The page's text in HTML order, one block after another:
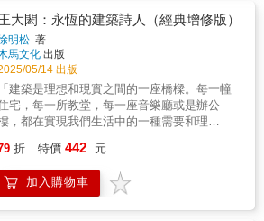
變與行動；一種些許的不安；在自大的表層
，卻絕不自滿的心態。」──西薩│建築師
「〔勒．柯比意的嘉緒住宅是〕一個二十
紀的烏托邦，它帶來了解放，也給予了允
諾；一個〔現代主義的〕紀念碑；與其說它象
徵一個已然逝去的年代，毋寧說它見證了一種
未降臨的生活可能：一個世世代代的標竿，
永遠激起建築師的渴望與熱情。」──史特靈│
築師1955「勒．柯比意的建築作品乃是……
時具備形式效應。勒．柯比意作品的複雜豐
，若僅由結構觀點只能掌握片段;儘管如此，
不折損對其驚喜與驚訝，甚至更令人驚嘆:
哲近十年貼身觀察當代最具影響力的日本建
師團隊SANAA（妹島和世＋西澤立衛），對
代建築留下關鍵的紀錄檔案。──張基義
是當代建築界最不容忽視的團體！謝宗
哲是帶領你進入SANAA世界的最佳領航者！
李清志●原創始終來自建築家的個人特質，
築使徒謝宗哲為您貼身解讀SANAA建築的秘
築圈最具仙氣的精靈二人組，那麼中文語境
最會說《魔戒》故事的托爾金，無疑就是謝
宗哲了！──詹偉雄 ●透過宗哲老師深入淺出編
及金字塔，到貝聿銘設計的羅浮宮玻璃金字
塔，古今對照；由約恩·烏松設計的雪梨歌劇
，已被列為世界遺產，為澳洲帶來龐大的觀
效益；倡導永續性城市建築的建築大師揚·蓋
爾，將墨爾本打造成為世界最宜居的城市之
一； 中國明朝建築師蒯祥率領香山工匠興建的
紫禁城，是古代宮殿藝術的集大成之作，也是
全世界最宏偉的宮殿建築群之一；建築師菲利
·布魯內萊斯基運用雙層圓頂技法，打造出全
當然，也別錯過了由建築師華特．葛羅培斯於
年春季創建的包浩斯學院，正是二十世紀
代藝術運動最具影響力的建築……50位建築
大閎：永恆的建築詩人（經典增修版）
明松 著
馬文化 出版
05/14 出版
「建築是理想和現實之間的一座橋樑。每一幢
宅，每一所教堂，每一座音樂廳或是辦公
，都在實現我們生活中的一種需要和理
者王大閎王大閎作品傳記．二十年經典增修
現完整記錄生平、思想與建築代表作看見結
構中的秩序與詩意王大閎，曾是最受建築系學
折 特價 442 元
加入購物車